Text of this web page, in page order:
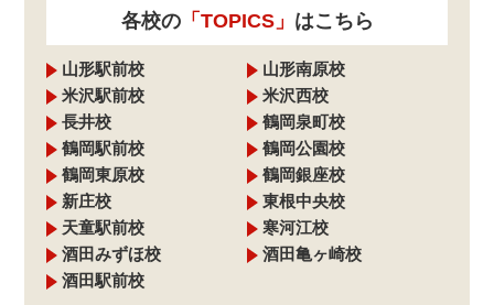
各校の「TOPICS」 はこちら
山形駅前校
山形南原校
米沢駅前校
米沢西校
長井校
鶴岡泉町校
鶴岡駅前校
鶴岡公園校
鶴岡東原校
鶴岡銀座校
新庄校
東根中央校
天童駅前校
寒河江校
酒田みずほ校
酒田亀ヶ崎校
酒田駅前校